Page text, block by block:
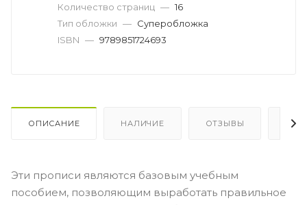
Количество страниц — 16
Тип обложки — Суперобложка
ISBN — 9789851724693
ОПИСАНИЕ НАЛИЧИЕ ОТЗЫВЫ
Эти прописи являются базовым учебным
пособием, позволяющим выработать правильное